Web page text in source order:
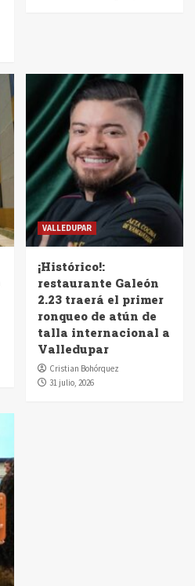
VALLEDUPAR
¡Histórico!:
restaurante Galeón
2.23 traerá el primer
ronqueo de atún de
talla internacional a
Valledupar
Cristian Bohórquez
31 julio, 2026